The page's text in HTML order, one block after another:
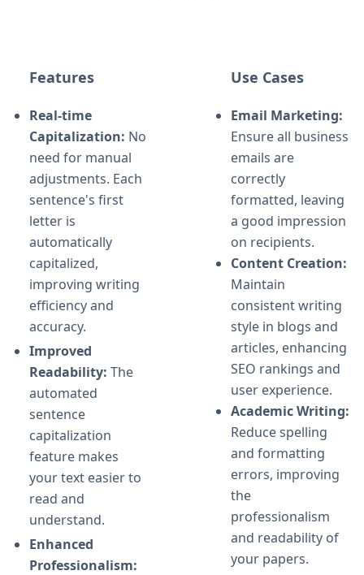
Features
Real-time
Capitalization: No
need for manual
adjustments. Each
sentence's first
letter is
automatically
capitalized,
improving writing
efficiency and
accuracy.
Improved
Readability: The
automated
sentence
capitalization
feature makes
your text easier to
read and
understand.
Enhanced
Professionalism:
Use Cases
Email Marketing:
Ensure all business
emails are
correctly
formatted, leaving
a good impression
on recipients.
Content Creation:
Maintain
consistent writing
style in blogs and
articles, enhancing
SEO rankings and
user experience.
Academic Writing:
Reduce spelling
and formatting
errors, improving
the
professionalism
and readability of
your papers.